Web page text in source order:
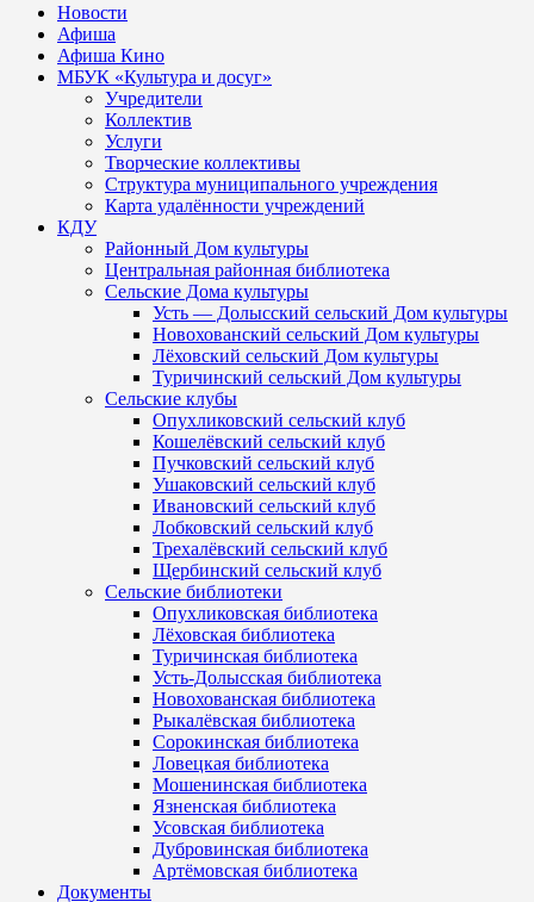
Новости
Афиша
Афиша Кино
МБУК «Культура и досуг»
Учредители
Коллектив
Услуги
Творческие коллективы
Структура муниципального учреждения
Карта удалённости учреждений
КДУ
Районный Дом культуры
Центральная районная библиотека
Сельские Дома культуры
Усть — Долысский сельский Дом культуры
Новохованский сельский Дом культуры
Лёховский сельский Дом культуры
Туричинский сельский Дом культуры
Сельские клубы
Опухликовский сельский клуб
Кошелёвский сельский клуб
Пучковский сельский клуб
Ушаковский сельский клуб
Ивановский сельский клуб
Лобковский сельский клуб
Трехалёвский сельский клуб
Щербинский сельский клуб
Сельские библиотеки
Опухликовская библиотека
Лёховская библиотека
Туричинская библиотека
Усть-Долысская библиотека
Новохованская библиотека
Рыкалёвская библиотека
Сорокинская библиотека
Ловецкая библиотека
Мошенинская библиотека
Язненская библиотека
Усовская библиотека
Дубровинская библиотека
Артёмовская библиотека
Документы